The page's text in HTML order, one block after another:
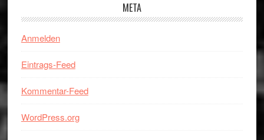
META
Anmelden
Eintrags-Feed
Kommentar-Feed
WordPress.org